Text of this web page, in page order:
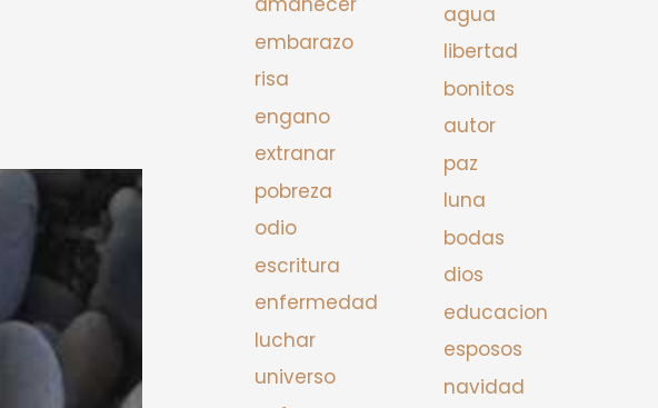
embarazo
risa
engano
extranar
pobreza
odio
escritura
enfermedad
luchar
universo
agua
libertad
bonitos
autor
paz
luna
bodas
dios
educacion
esposos
navidad